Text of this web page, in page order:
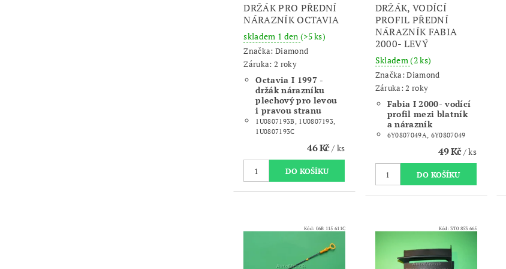
DRŽÁK PRO PŘEDNÍ
NÁRAZNÍK OCTAVIA
skladem 1 den (>5 ks)
Značka: Diamond
Záruka: 2 roky
Octavia I 1997 -
držák nárazníku
plechový pro levou
i pravou stranu
1U0807193B, 1U0807193,
1U0807193C
46 Kč/ ks
DRŽÁK, VODÍCÍ
PROFIL PŘEDNÍ
NÁRAZNÍK FABIA
2000- LEVÝ
Skladem(2 ks)
Značka:Diamond
Záruka: 2 roky
Fabia I 2000- vodící
profil mezi blatník
a nárazník
6Y0807049A, 6Y0807049
49 Kč/ ks
Kód: 06B 115 611C Kód:3T0 853 665